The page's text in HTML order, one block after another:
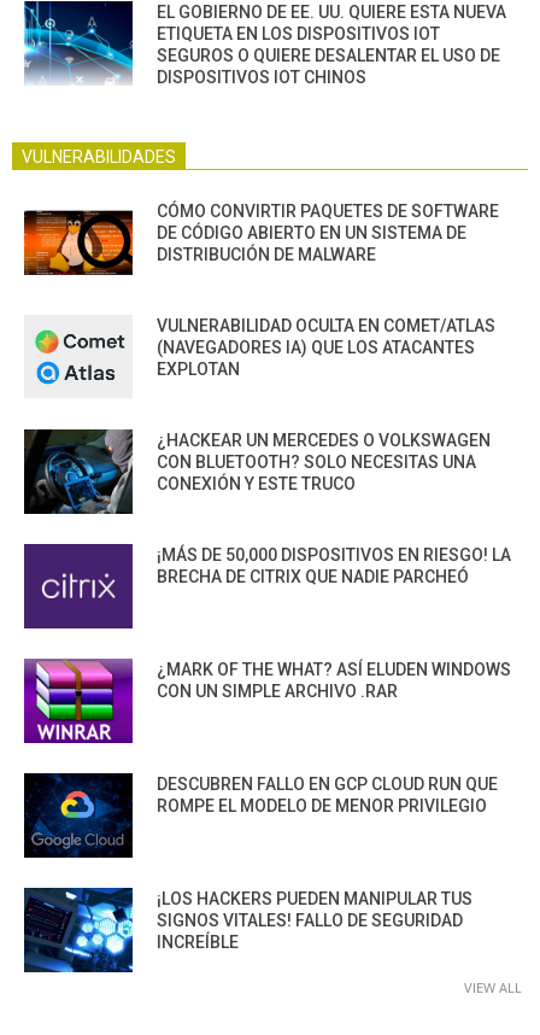
EL GOBIERNO DE EE. UU. QUIERE ESTA NUEVA
ETIQUETA EN LOS DISPOSITIVOS IOT
SEGUROS O QUIERE DESALENTAR EL USO DE
DISPOSITIVOS IOT CHINOS
VULNERABILIDADES
CÓMO CONVIRTIR PAQUETES DE SOFTWARE
DE CÓDIGO ABIERTO EN UN SISTEMA DE
DISTRIBUCIÓN DE MALWARE
VULNERABILIDAD OCULTA EN COMET/ATLAS
(NAVEGADORES IA) QUE LOS ATACANTES
EXPLOTAN
¿HACKEAR UN MERCEDES O VOLKSWAGEN
CON BLUETOOTH? SOLO NECESITAS UNA
CONEXIÓN Y ESTE TRUCO
¡MÁS DE 50,000 DISPOSITIVOS EN RIESGO! LA
BRECHA DE CITRIX QUE NADIE PARCHEÓ
¿MARK OF THE WHAT? ASÍ ELUDEN WINDOWS
CON UN SIMPLE ARCHIVO .RAR
DESCUBREN FALLO EN GCP CLOUD RUN QUE
ROMPE EL MODELO DE MENOR PRIVILEGIO
¡LOS HACKERS PUEDEN MANIPULAR TUS
SIGNOS VITALES! FALLO DE SEGURIDAD
INCREÍBLE
VIEW ALL